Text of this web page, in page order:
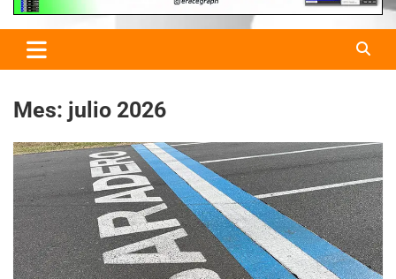
Argentina
Mes: julio 2026